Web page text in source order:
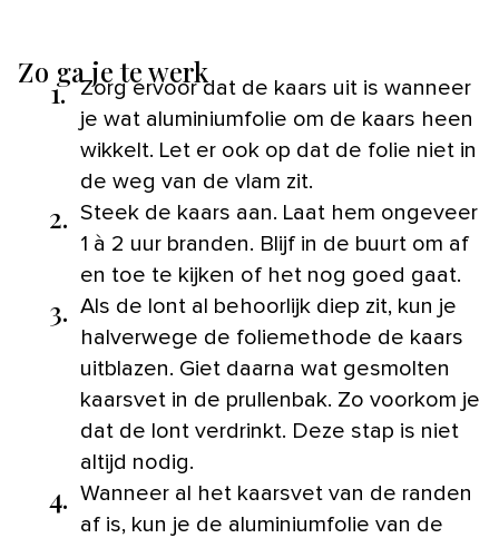
Zo ga je te werk
1.
Zorg ervoor dat de kaars uit is wanneer
je wat aluminiumfolie om de kaars heen
wikkelt. Let er ook op dat de folie niet in
de weg van de vlam zit.
2. Steek de kaars aan. Laat hem ongeveer
1 à 2 uur branden. Blijf in de buurt om af
en toe te kijken of het nog goed gaat.
3. Als de lont al behoorlijk diep zit, kun je
halverwege de foliemethode de kaars
uitblazen. Giet daarna wat gesmolten
kaarsvet in de prullenbak. Zo voorkom je
dat de lont verdrinkt. Deze stap is niet
altijd nodig.
4. Wanneer al het kaarsvet van de randen
af is, kun je de aluminiumfolie van de